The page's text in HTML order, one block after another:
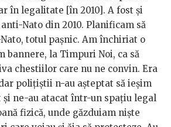
în legalitate [în 2010]. A fost şi
Nato din 2010. Planificam să
totul paşnic. Am închiriat o
bannere, la Timpuri Noi, ca să
chestiilor care nu ne convin. Era
poliţiştii n-au aşteptat să ieşim
şi ne-au atacat într-un spaţiu legal
fizică, unde găzduiam nişte